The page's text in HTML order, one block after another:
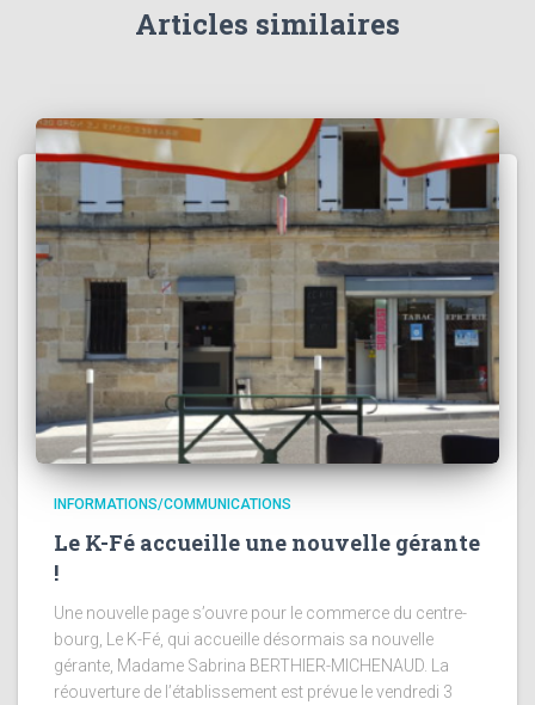
Articles similaires
INFORMATIONS/COMMUNICATIONS
Le K-Fé accueille une nouvelle gérante
!
Une nouvelle page s’ouvre pour le commerce du centre-
bourg, Le K-Fé, qui accueille désormais sa nouvelle
gérante, Madame Sabrina BERTHIER-MICHENAUD. La
réouverture de l’établissement est prévue le vendredi 3